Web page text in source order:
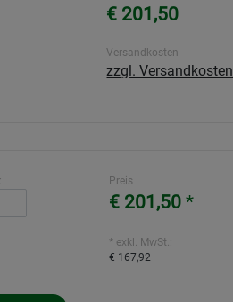
€ 201,50
Versandkosten
zzgl. Versandkosten
Preis
€ 201,50 *
* exkl. MwSt.:
€ 167,92